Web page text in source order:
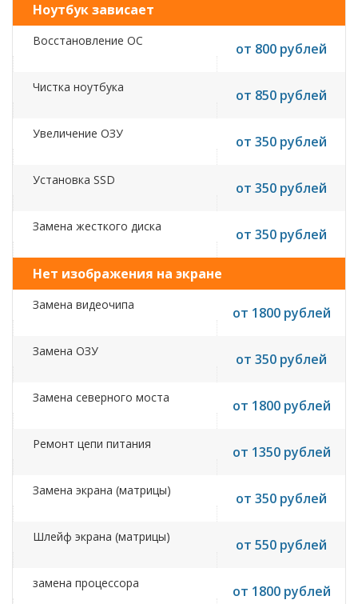
Ноутбук зависает
Восстановление ОС от 800 рублей
Чистка ноутбука от 850 рублей
Увеличение ОЗУ от 350 рублей
Установка SSD от 350 рублей
Замена жесткого диска от 350 рублей
Нет изображения на экране
Замена видеочипа от 1800 рублей
Замена ОЗУ от 350 рублей
Замена северного моста от 1800 рублей
Ремонт цепи питания от 1350 рублей
Замена экрана (матрицы) от 350 рублей
Шлейф экрана (матрицы) от 550 рублей
замена процессора от 1800 рублей